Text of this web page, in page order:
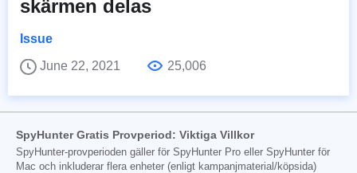
skärmen delas
Issue
June 22, 2021
25,006
SpyHunter Gratis Provperiod: Viktiga Villkor
SpyHunter-provperioden gäller för SpyHunter Pro eller SpyHunter för
Mac och inkluderar flera enheter (enligt kampanjmaterial/köpsida)